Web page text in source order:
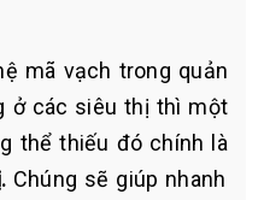
mã vạch trong quản
ở các siêu thị thì một
thể thiếu đó chính là
Chúng sẽ giúp nhanh